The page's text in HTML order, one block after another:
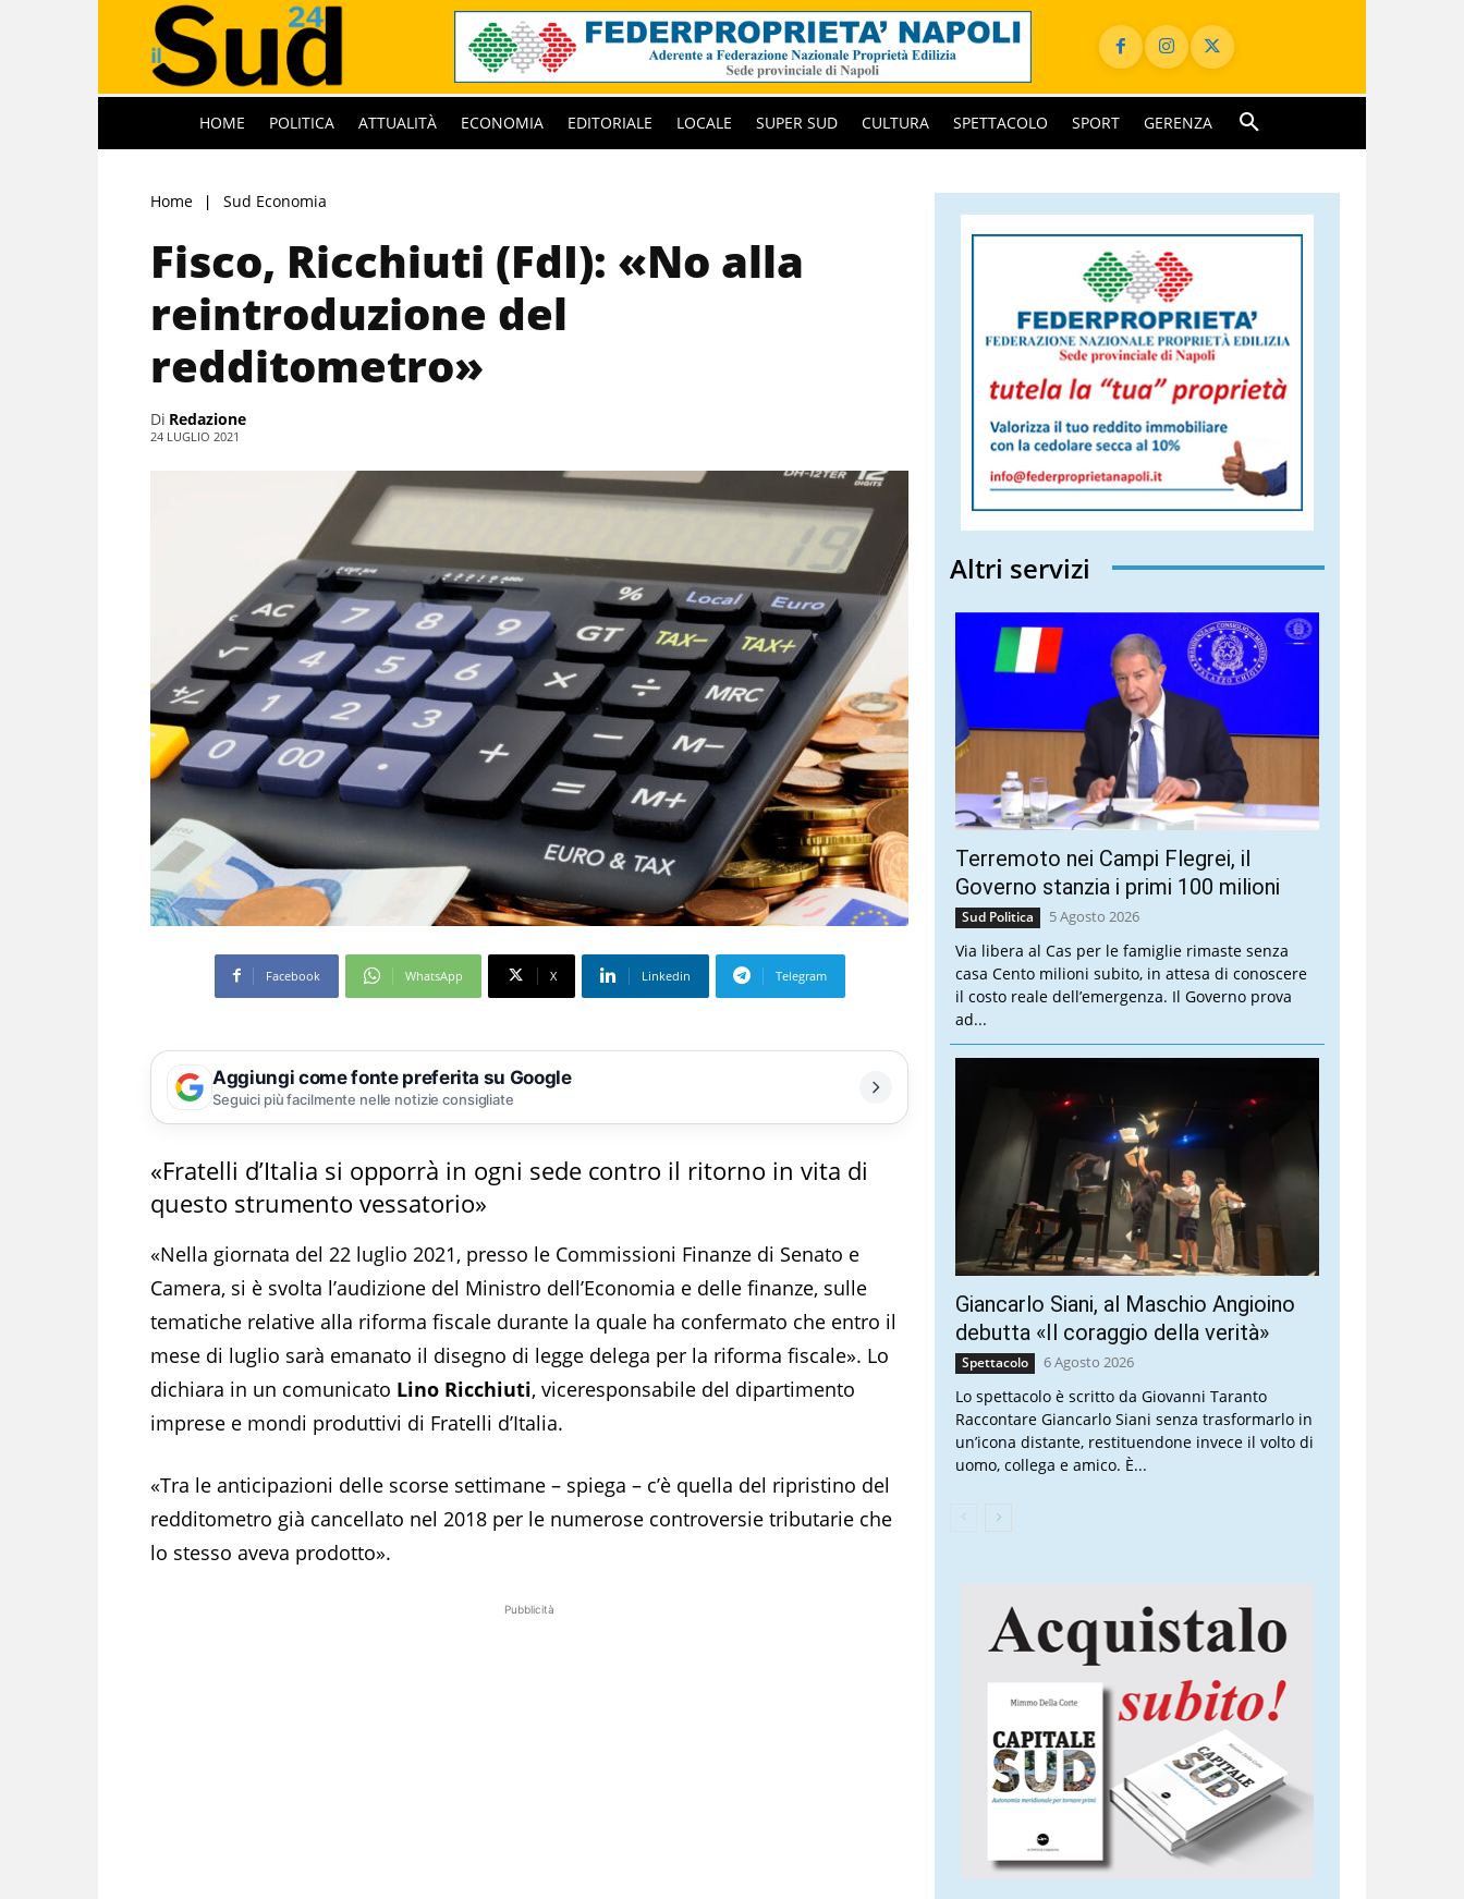
HOME POLITICA ATTUALITÀ ECONOMIA EDITORIALE LOCALE SUPER SUD CULTURA SPETTACOLO SPORT GERENZA
Home Sud Economia
Fisco, Ricchiuti (FdI): «No alla
reintroduzione del
redditometro»
Di Redazione
24 LUGLIO 2021
Facebook WhatsApp X Linkedin Telegram
Aggiungi come fonte preferita su Google
Seguici più facilmente nelle notizie consigliate
«Fratelli d’Italia si opporrà in ogni sede contro il ritorno in vita di
questo strumento vessatorio»
«Nella giornata del 22 luglio 2021, presso le Commissioni Finanze di Senato e
Camera, si è svolta l’audizione del Ministro dell’Economia e delle finanze, sulle
tematiche relative alla riforma fiscale durante la quale ha confermato che entro il
mese di luglio sarà emanato il disegno di legge delega per la riforma fiscale». Lo
dichiara in un comunicato Lino Ricchiuti, viceresponsabile del dipartimento
imprese e mondi produttivi di Fratelli d’Italia.
«Tra le anticipazioni delle scorse settimane – spiega – c’è quella del ripristino del
redditometro già cancellato nel 2018 per le numerose controversie tributarie che
lo stesso aveva prodotto».
Pubblicità
Altri servizi
Terremoto nei Campi Flegrei, il
Governo stanzia i primi 100 milioni
Sud Politica 5 Agosto 2026
Via libera al Cas per le famiglie rimaste senza
casa Cento milioni subito, in attesa di conoscere
il costo reale dell’emergenza. Il Governo prova
ad...
Giancarlo Siani, al Maschio Angioino
debutta «Il coraggio della verità»
Spettacolo 6 Agosto 2026
Lo spettacolo è scritto da Giovanni Taranto
Raccontare Giancarlo Siani senza trasformarlo in
un’icona distante, restituendone invece il volto di
uomo, collega e amico. È...